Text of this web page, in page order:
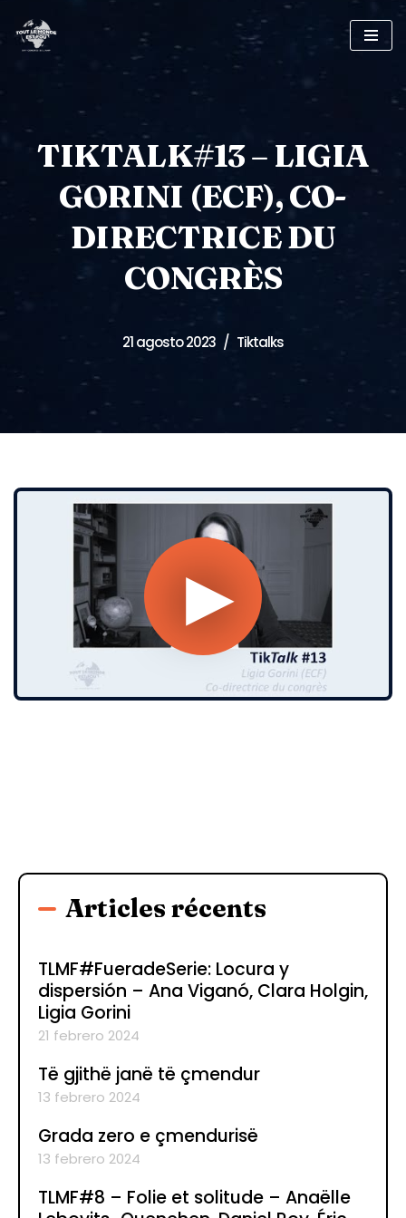
Saltar
TIKTALK#13 – LIGIA
GORINI (ECF), CO-
DIRECTRICE DU
CONGRÈS
21 agosto 2023 Tiktalks
Articles récents
TLMF#FueradeSerie: Locura y
dispersión – Ana Viganó, Clara Holgin,
Ligia Gorini
21 febrero 2024
Të gjithë janë të çmendur
13 febrero 2024
Grada zero e çmendurisë
13 febrero 2024
TLMF#8 – Folie et solitude – Anaëlle